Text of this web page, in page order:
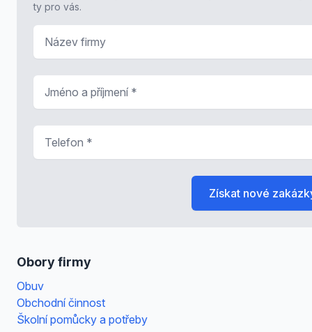
Obory firmy
Obuv
Obchodní činnost
Školní pomůcky a potřeby
ty pro vás.
Získat nové